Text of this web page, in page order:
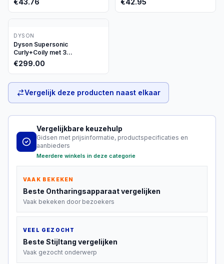
€43.76 €42.95
DYSON
Dyson Supersonic
Curly+Coily met 3
opzetstukken
€299.00
Vergelijk deze producten naast elkaar
Vergelijkbare keuzehulp
Gidsen met prijsinformatie, productspecificaties en
aanbieders
Meerdere winkels in deze categorie
VAAK BEKEKEN
Beste Ontharingsapparaatvergelijken
Vaak bekeken door bezoekers
VEEL GEZOCHT
Beste Stijltang vergelijken
Vaak gezocht onderwerp